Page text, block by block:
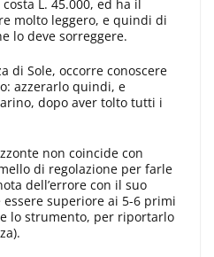
L. 45.000, ed ha il
molto leggero, e quindi di
lo deve sorreggere.
di Sole, occorre conoscere
azzerarlo quindi, e
dopo aver tolto tutti i
non coincide con
di regolazione per farle
dell’errore con il suo
essere superiore ai 5-6 primi
lo stru­mento, per riportarlo